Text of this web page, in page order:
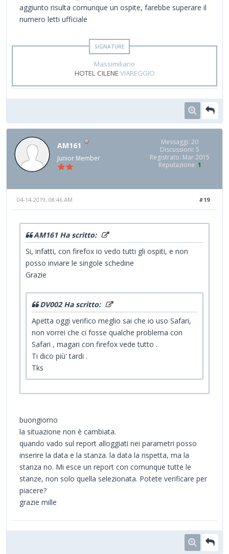
aggiunto risulta comunque un ospite, farebbe superare il
numero letti ufficiale
Massimiliano
HOTEL CILENEVIAREGGIO
AM161
Junior Member
Messaggi: 20
Discussioni: 5
Registrato: Mar 2015
Reputazione: 1
#19
04-14-2019, 08:46 AM
AM161 Ha scritto:
Si, infatti, con firefox io vedo tutti gli ospiti, e non
posso inviare le singole schedine
Grazie
DV002 Ha scritto:
Apetta oggi verifico meglio sai che io uso Safari,
non vorrei che ci fosse qualche problema con
Safari , magari con firefox vede tutto .
Ti dico più' tardi .
Tks
buongiorno
la situazione non è cambiata.
quando vado sul report alloggiati nei parametri posso
inserire la data e la stanza. la data la rispetta, ma la
stanza no. Mi esce un report con comunque tutte le
stanze, non solo quella selezionata. Potete verificare per
piacere?
grazie mille